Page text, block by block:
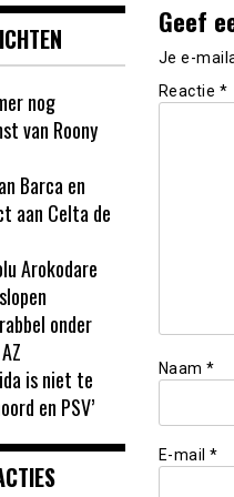
Geef
Je e-
Reactie *
Naam *
E-mail *
nog
van Roony
Barca en
aan Celta de
Arokodare
onder
is niet te
en PSV’